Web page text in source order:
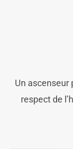
Un ascenseur
respect de